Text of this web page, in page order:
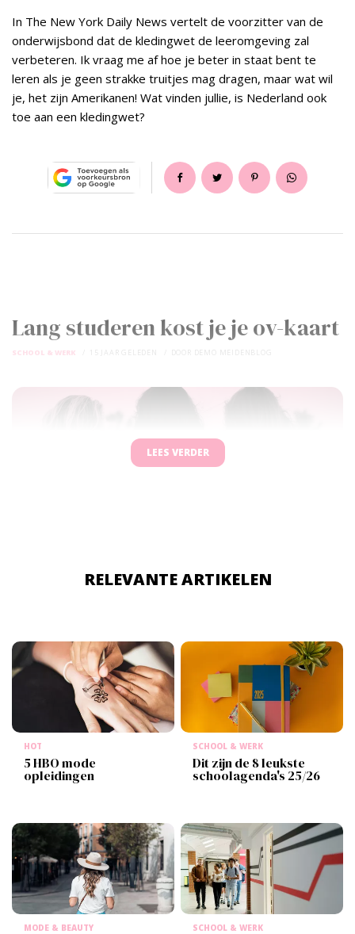
In The New York Daily News vertelt de voorzitter van de
onderwijsbond dat de kledingwet de leeromgeving zal
verbeteren. Ik vraag me af hoe je beter in staat bent te
leren als je geen strakke truitjes mag dragen, maar wat wil
je, het zijn Amerikanen! Wat vinden jullie, is Nederland ook
toe aan een kledingwet?
Lang studeren kost je je ov-kaart
SCHOOL & WERK
LEES VERDER
RELEVANTE ARTIKELEN
HOT
5 HBO mode
opleidingen
SCHOOL & WERK
Dit zijn de 8 leukste
schoolagenda's 25/26
MODE & BEAUTY SCHOOL & WERK